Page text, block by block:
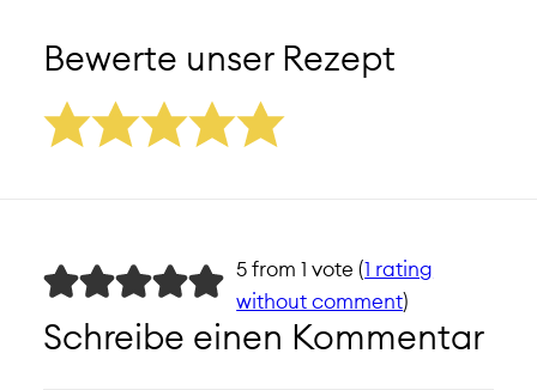
Bewerte unser Rezept
5 from 1 vote (1 rating
without comment)
Schreibe einen Kommentar